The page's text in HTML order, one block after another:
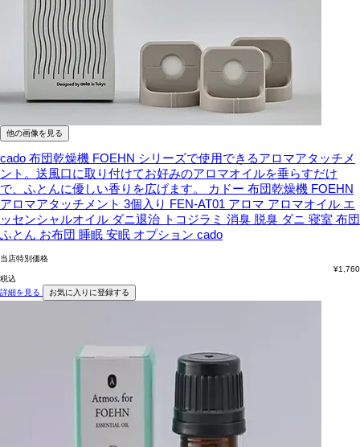
他の画像を見る
cado 布団乾燥機 FOEHN シリーズで使用できるアロマアタッチメ
ント。送風口に取り付けてお好みのアロマオイルを垂らすだけ
で、ふとんに優しい香りを広げます。
カドー 布団乾燥機 FOEHN
アロマアタッチメント 3個入り FEN-AT01 アロマ アロマオイル エ
ッセンシャルオイル ダニ退治 トコジラミ 消臭 脱臭 ダニ 寝室 布団
ふとん お布団 睡眠 安眠 オプション cado
当店特別価格
¥1,760
税込
詳細を見る
お気に入りに登録する